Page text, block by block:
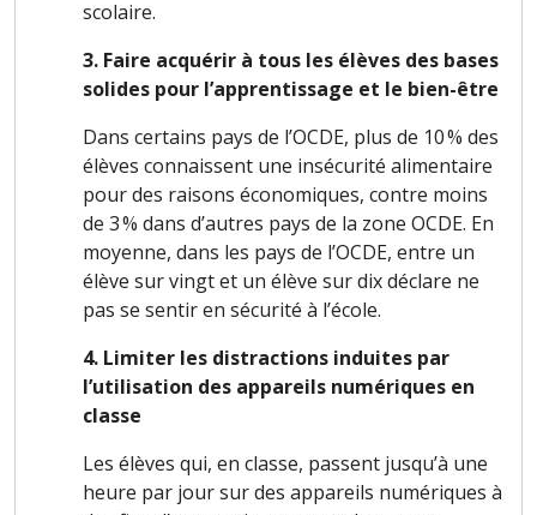
scolaire.
3. Faire acquérir à tous les élèves des bases
solides pour l’apprentissage et le bien-être
Dans certains pays de l’OCDE, plus de 10 % des
élèves connaissent une insécurité alimentaire
pour des raisons économiques, contre moins
de 3 % dans d’autres pays de la zone OCDE. En
moyenne, dans les pays de l’OCDE, entre un
élève sur vingt et un élève sur dix déclare ne
pas se sentir en sécurité à l’école.
4. Limiter les distractions induites par
l’utilisation des appareils numériques en
classe
Les élèves qui, en classe, passent jusqu’à une
heure par jour sur des appareils numériques à